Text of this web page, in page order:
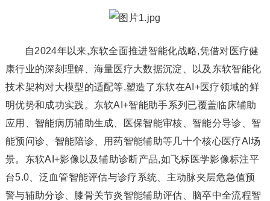
自2024年以来,东软全面推进智能化战略,凭借对医疗健
康行业的深刻理解、海量医疗大数据沉淀、以及东软智能化
技术架构对大模型的适配等,塑造了东软在AI+医疗领域的鲜
明优势和成功实践。东软AI+智能助手系列已覆盖临床辅助
应用、智能病历辅助生成、医保智能审核、智能分导诊、智
能预问诊、智能陪诊、用药智能辅助等几十个核心医疗AI场
景。东软AI+影像以及辅助诊断产品,如飞标医学影像标注平
台5.0、泛血管智能评估与诊疗系统、主动脉夹层危急值预
警与辅助分诊、膝骨关节炎智能辅助评估、脑卒中全流程智